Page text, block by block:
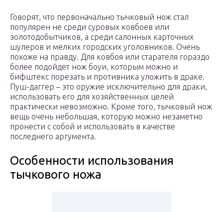
Говорят, что первоначально тычковый нож стал
популярен не среди суровых ковбоев или
золотодобытчиков, а среди салонных карточных
шулеров и мелких городских уголовников. Очень
похоже на правду. Для ковбоя или старателя гораздо
более подойдет нож боуи, которым можно и
бифштекс порезать и противника уложить в драке.
Пуш-даггер – это оружие исключительно для драки,
использовать его для хозяйственных целей
практически невозможно. Кроме того, тычковый нож
вещь очень небольшая, которую можно незаметно
пронести с собой и использовать в качестве
последнего аргумента.
Особенности использования
тычкового ножа